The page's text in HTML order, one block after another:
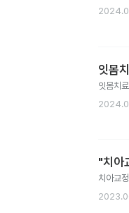
잇몸
잇몸치
"치아
치아교